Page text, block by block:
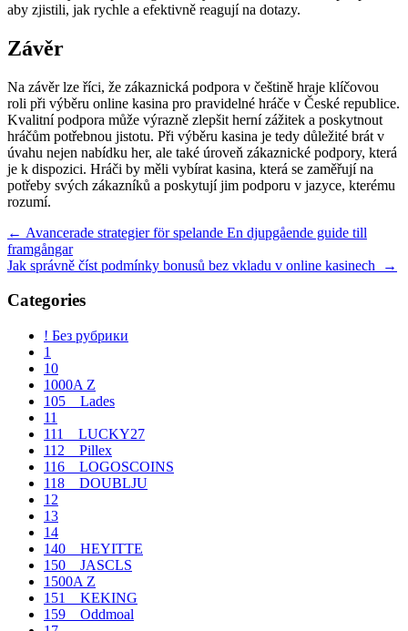
aby zjistili, jak rychle a efektivně reagují na dotazy.
Závěr
Na závěr lze říci, že zákaznická podpora v češtině hraje klíčovou
roli při výběru online kasina pro pravidelné hráče v České republice.
Kvalitní podpora může výrazně zlepšit herní zážitek a poskytnout
hráčům potřebnou jistotu. Při výběru kasina je tedy důležité brát v
úvahu nejen nabídku her, ale také úroveň zákaznické podpory, která
je k dispozici. Hráči by měli vybírat kasina, která se zaměřují na
potřeby svých zákazníků a poskytují jim podporu v jazyce, kterému
rozumí.
Navegación
de
← Avancerade strategier för spelande En djupgående guide till
framgångar
Jak správně číst podmínky bonusů bez vkladu v online kasinech
→
Categories
! Без рубрики
1
10
1000A Z
105__Lades
11
111__LUCKY27
112__Pillex
116__LOGOSCOINS
118__DOUBLJU
12
13
14
140__HEYITTE
150__JASCLS
1500A Z
151__KEKING
159__Oddmoal